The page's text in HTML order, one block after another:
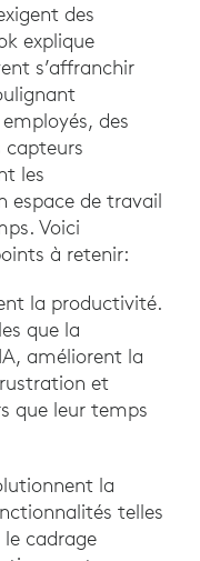
des
explique
s’affranchir
des
capteurs
les
espace de travail
Voici
à retenir:
la productivité.
que la
améliorent la
et
que leur temps
la
telles
cadrage